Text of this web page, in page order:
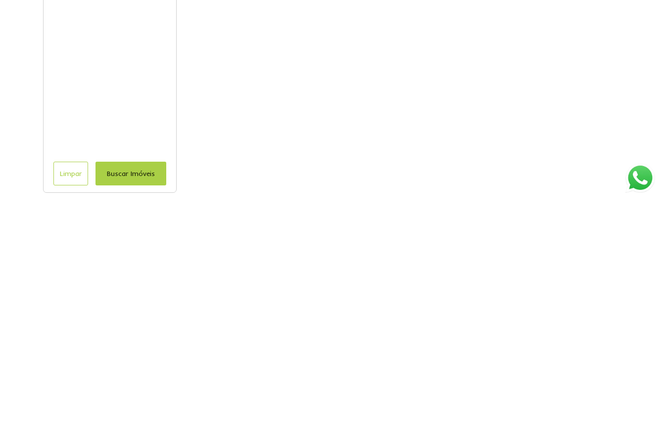
Limpar Buscar Imóveis